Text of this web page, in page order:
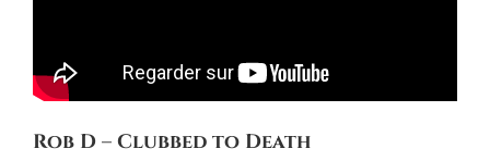
Rob D – Clubbed to Death